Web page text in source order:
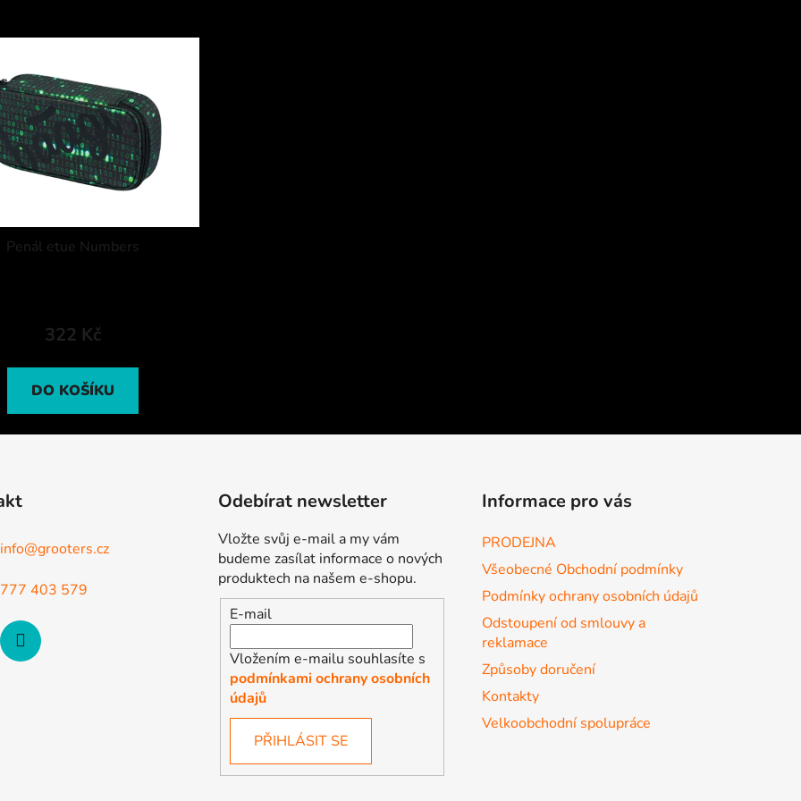
Penál etue Numbers
322 Kč
DO KOŠÍKU
info@grooters.cz
777 403 579
Odebírat newsletter
Vložte svůj e-mail a my vám
budeme zasílat informace o nových
produktech na našem e-shopu.
E-mail
Vložením e-mailu souhlasíte s
podmínkami ochrany osobních
údajů
PŘIHLÁSIT SE
Informace pro vás
PRODEJNA
Všeobecné Obchodní podmínky
Podmínky ochrany osobních údajů
Odstoupení od smlouvy a
reklamace
Způsoby doručení
Kontakty
Velkoobchodní spolupráce